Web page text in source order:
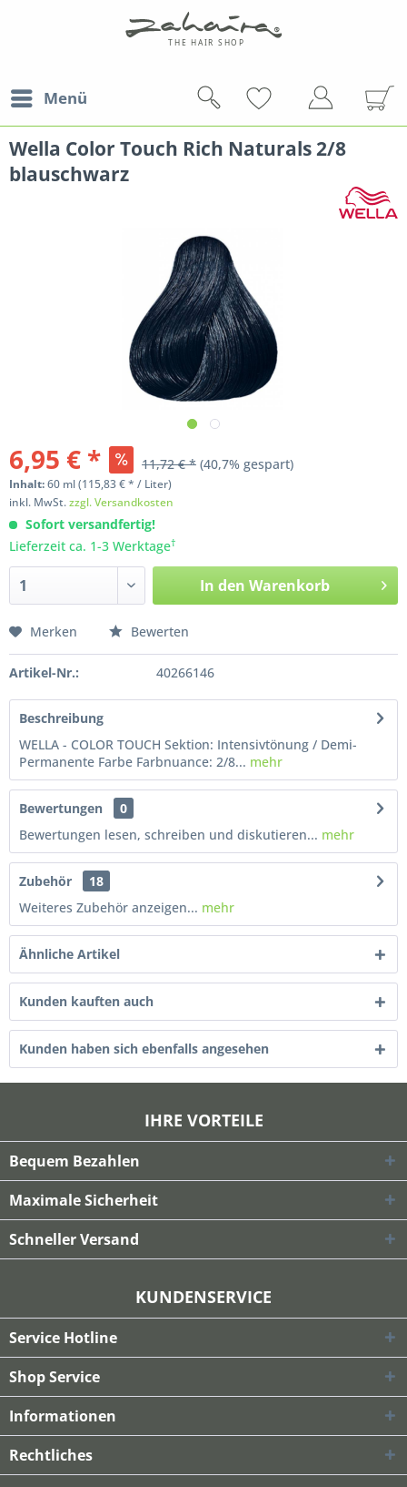
Menü
Wella Color Touch Rich Naturals 2/8
blauschwarz
6,95 € * 11,72 € * (40,7% gespart)
Inhalt:60 ml(115,83 € * / Liter)
inkl. MwSt.zzgl. Versandkosten
Sofort versandfertig!
Lieferzeit ca. 1-3 Werktage†
In den Warenkorb
Merken Bewerten
Artikel-Nr.: 40266146
Beschreibung
WELLA - COLOR TOUCH Sektion: Intensivtönung / Demi-
Permanente Farbe Farbnuance: 2/8... mehr
Bewertungen
0
Bewertungen lesen, schreiben und diskutieren... mehr
Zubehör
18
Weiteres Zubehör anzeigen... mehr
Ähnliche Artikel
Kunden kauften auch
Kunden haben sich ebenfalls angesehen
IHRE VORTEILE
Bequem Bezahlen
Maximale Sicherheit
Schneller Versand
KUNDENSERVICE
Service Hotline
Shop Service
Informationen
Rechtliches